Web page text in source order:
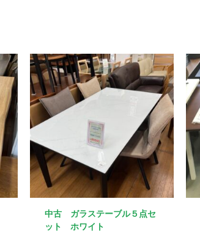
中古 ガラステーブル５点セ
ット ホワイト